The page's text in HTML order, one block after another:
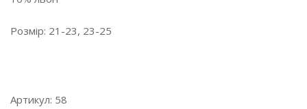
Розмір: 21-23, 23-25
Артикул: 58